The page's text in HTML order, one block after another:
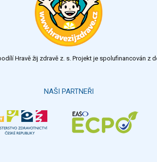
Hravě žij zdravě z. s. Projekt je spolufinancován z
NAŠI PARTNEŘI